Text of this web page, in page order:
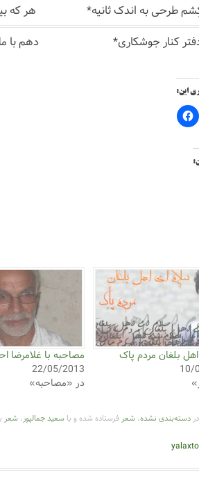
طرحی به اندک ثانیه*
هر که
کنار جوشکاری*
دهم با
این:
بلغان مردم پاک
10/
مصاحبه با غلامرضا
22/05/2013
در «مصاحبه»
دسته‌بندی نشده، شعر فرستاده شده و با سعید جمالپور، شعر